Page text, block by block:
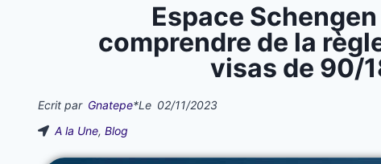
Espace
comprendre de la
visas de 90/
Ecrit par Gnatepe*Le 02/11/2023
A la Une, Blog